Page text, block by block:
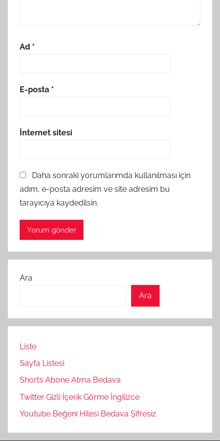
Ad *
E-posta *
İnternet sitesi
Daha sonraki yorumlarımda kullanılması için
adım, e-posta adresim ve site adresim bu
tarayıcıya kaydedilsin.
Ara
Ara
Liste
Sayfa Listesi
Shorts Abone Atma Bedava
Twitter Gizli İçerik Görme İngilizce
Youtube Beğeni Hilesi Bedava Şifresiz